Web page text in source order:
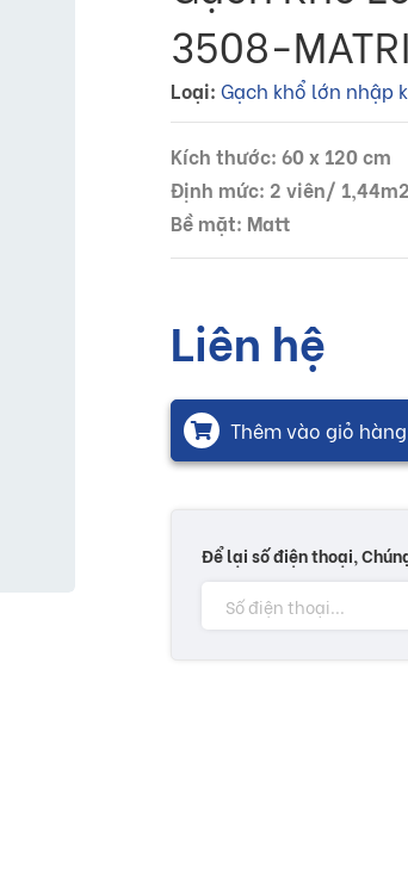
3508-
Loại: Gạch khổ lớn nhập
Kích thước: 60 x 120 cm
Định mức: 2 viên/ 1,44m2
Bề mặt: Matt
Liên hệ
Thêm vào giỏ hàng
Để lại số điện thoại,